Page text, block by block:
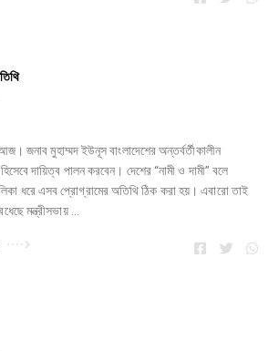
জনাব মুহাম্মদ ইউনূস বাংলাদেশের অন্তর্বর্তীকালীন
দায়িত্ব পালন করবেন। দেশের “নামী ও দামী” বলে
ধরে এসব প্রোগ্রামের অতিথি ঠিক করা হয়। এবারো তাই
মন্ত্রীসভায় …